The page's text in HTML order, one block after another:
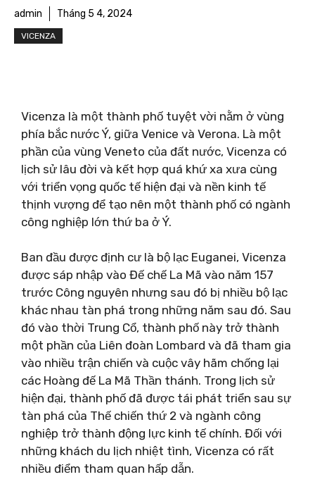
admin Tháng 5 4, 2024
VICENZA
Vicenza là một thành phố tuyệt vời nằm ở vùng
phía bắc nước Ý, giữa Venice và Verona. Là một
phần của vùng Veneto của đất nước, Vicenza có
lịch sử lâu đời và kết hợp quá khứ xa xưa cùng
với triển vọng quốc tế hiện đại và nền kinh tế
thịnh vượng để tạo nên một thành phố có ngành
công nghiệp lớn thứ ba ở Ý.
Ban đầu được định cư là bộ lạc Euganei, Vicenza
được sáp nhập vào Đế chế La Mã vào năm 157
trước Công nguyên nhưng sau đó bị nhiều bộ lạc
khác nhau tàn phá trong những năm sau đó. Sau
đó vào thời Trung Cổ, thành phố này trở thành
một phần của Liên đoàn Lombard và đã tham gia
vào nhiều trận chiến và cuộc vây hãm chống lại
các Hoàng đế La Mã Thần thánh. Trong lịch sử
hiện đại, thành phố đã được tái phát triển sau sự
tàn phá của Thế chiến thứ 2 và ngành công
nghiệp trở thành động lực kinh tế chính. Đối với
những khách du lịch nhiệt tình, Vicenza có rất
nhiều điểm tham quan hấp dẫn.